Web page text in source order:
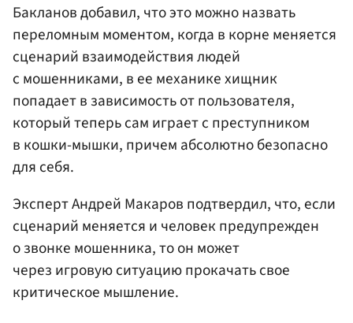
Бакланов добавил, что это можно назвать
переломным моментом, когда в корне меняется
сценарий взаимодействия людей
с мошенниками, в ее механике хищник
попадает в зависимость от пользователя,
который теперь сам играет с преступником
в кошки-мышки, причем абсолютно безопасно
для себя.
Эксперт Андрей Макаров подтвердил, что, если
сценарий меняется и человек предупрежден
о звонке мошенника, то он может
через игровую ситуацию прокачать свое
критическое мышление.